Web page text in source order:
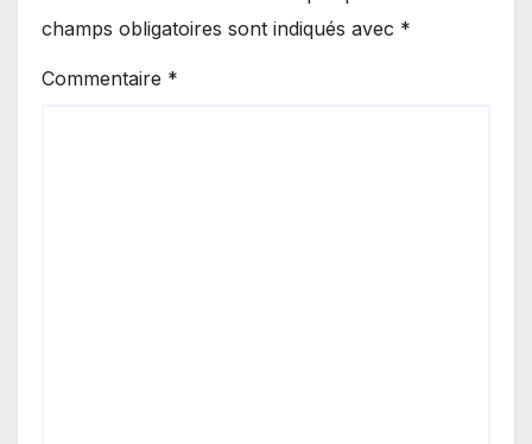
champs obligatoires sont indiqués avec *
Commentaire *